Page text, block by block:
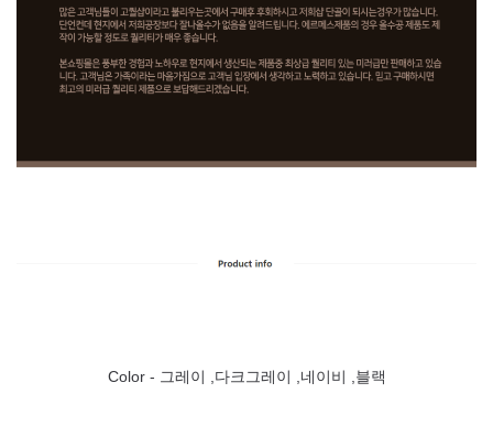
Color - 그레이 ,다크그레이 ,네이비 ,블랙